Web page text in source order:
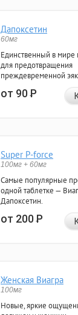
Дапоксетин
60мг
Единственный в мире
для предотвращения
преждевременной
от 90Р
Super P-force
100мг + 60мг
Самые популярные
одной таблетке —
Дапоксетин.
от 200Р
Женская Виагра
100мг
Новые, яркие